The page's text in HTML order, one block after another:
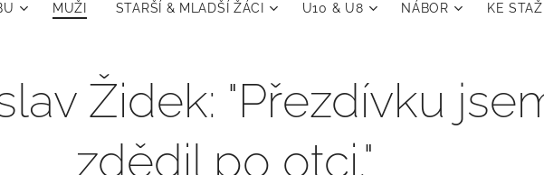
MUŽI STARŠÍ & MLADŠÍ ŽÁCI U10 & U8 NÁBOR KE
Židek: "Přezdívku
zdědil po otci."